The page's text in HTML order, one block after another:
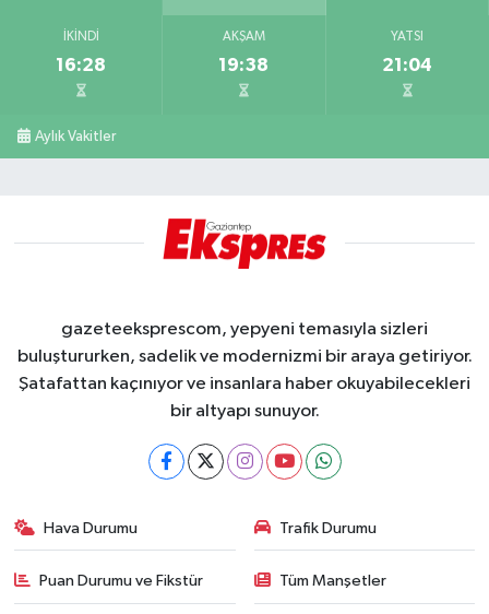
İKINDI
16:28
AKŞAM
19:38
YATSI
21:04
Aylık Vakitler
gazeteeksprescom, yepyeni temasıyla sizleri
buluştururken, sadelik ve modernizmi bir araya getiriyor.
Şatafattan kaçınıyor ve insanlara haber okuyabilecekleri
bir altyapı sunuyor.
Hava Durumu Trafik Durumu
Puan Durumu ve Fikstür Tüm Manşetler